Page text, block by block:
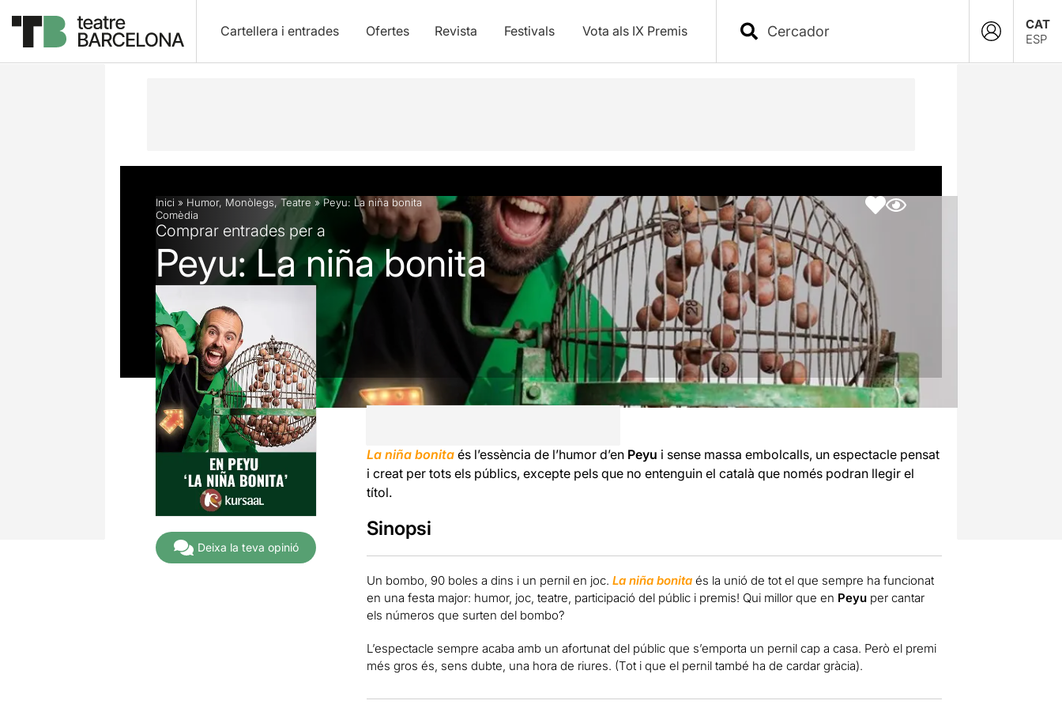
Cartellera i entrades Ofertes Revista Festivals Vota als IX Premis
CAT
ESP
Descripció Fitxa artística
Inici » Humor, Monòlegs, Teatre »Peyu: La niña bonita
Comèdia
Comprar entrades per a
Peyu: La niña bonita
Deixa la teva opinió
La niña bonitaés l’essència de l’humor d’en Peyu i sense massa embolcalls, un espectacle pensat
i creat per tots els públics, excepte pels que no entenguin el català que només podran llegir el
títol.
Sinopsi
Un bombo, 90 boles a dins i un pernil en joc. La niña bonitaés la unió de tot el que sempre ha funcionat
en una festa major: humor, joc, teatre, participació del públic i premis! Qui millor que en Peyuper cantar
els números que surten del bombo?
L’espectacle sempre acaba amb un afortunat del públic que s’emporta un pernil cap a casa. Però el premi
més gros és, sens dubte, una hora de riures. (Tot i que el pernil també ha de cardar gràcia).